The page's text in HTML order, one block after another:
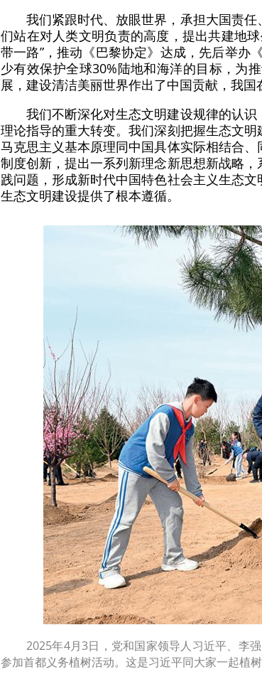
我们紧跟时代、放眼世界，承担大国责
们站在对人类文明负责的高度，提出共建地
带一路”，推动《巴黎协定》达成，先后举办
少有效保护全球30%陆地和海洋的目标，为
展，建设清洁美丽世界作出了中国贡献，我国
我们不断深化对生态文明建设规律的认
理论指导的重大转变。我们深刻把握生态文
马克思主义基本原理同中国具体实际相结合
制度创新，提出一系列新理念新思想新战略
践问题，形成新时代中国特色社会主义生态
生态文明建设提供了根本遵循。
2025年4月3日，党和国家领导人习近平、李
参加首都义务植树活动。这是习近平同大家一起植